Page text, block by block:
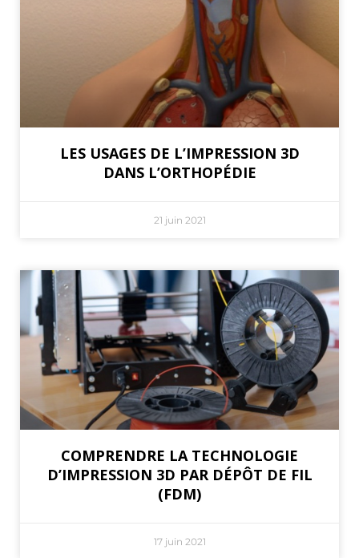
LES USAGES DE L’IMPRESSION 3D
DANS L’ORTHOPÉDIE
21 juin 2021
COMPRENDRE LA TECHNOLOGIE
D’IMPRESSION 3D PAR DÉPÔT DE FIL
(FDM)
17 juin 2021